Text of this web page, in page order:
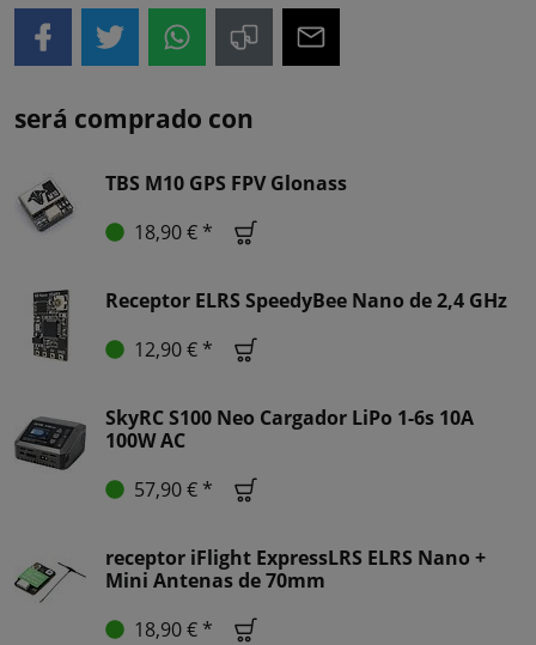
será comprado con
TBS M10 GPS FPV Glonass
18,90 € *
Receptor ELRS SpeedyBee Nano de 2,4 GHz
12,90 € *
SkyRC S100 Neo Cargador LiPo 1-6s 10A
100W AC
57,90 € *
receptor iFlight ExpressLRS ELRS Nano +
Mini Antenas de 70mm
18,90 € *